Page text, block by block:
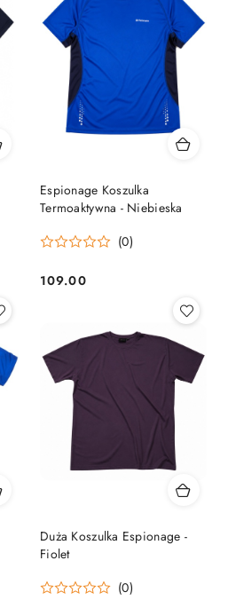
Espionage Koszulka
Termoaktywna - Niebieska
(0)
Cena:
109.00
Duża Koszulka Espionage -
Fiolet
(0)